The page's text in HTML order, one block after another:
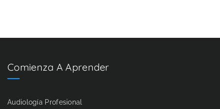
Comienza A Aprender
Audiología Profesional